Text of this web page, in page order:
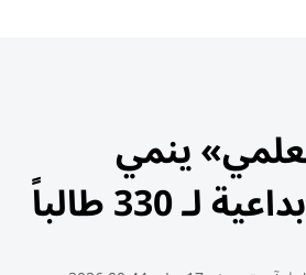
ينمي
330 طالباً